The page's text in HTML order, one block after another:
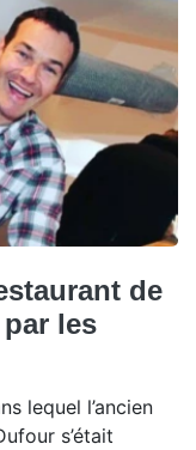
de
les
lequel l’ancien
s’était